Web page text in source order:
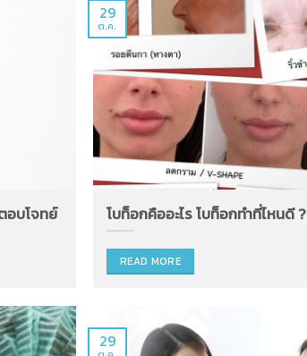
อบโจทย์ โบท็อกคืออะไร โบท็อกทำที่ไหนดี ?
READ MORE
29
ต.ค.
29